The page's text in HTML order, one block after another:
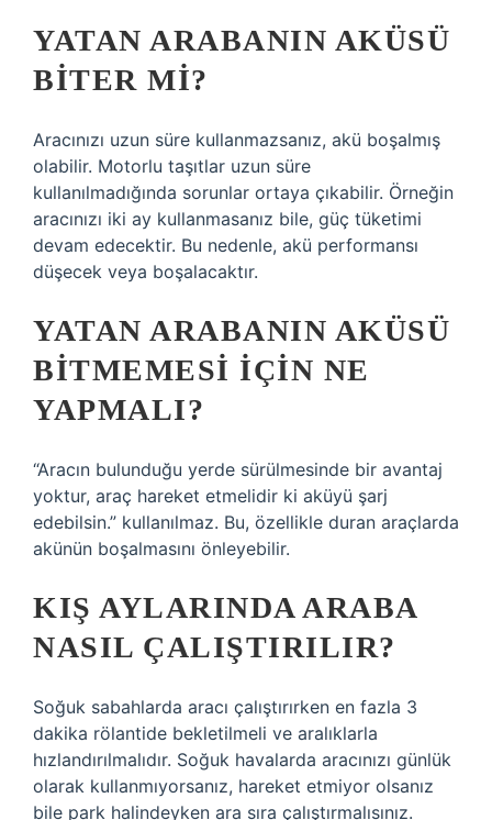
YATAN ARABANIN AKÜSÜ
BITER MI?
Aracınızı uzun süre kullanmazsanız, akü boşalmış
olabilir. Motorlu taşıtlar uzun süre
kullanılmadığında sorunlar ortaya çıkabilir. Örneğin
aracınızı iki ay kullanmasanız bile, güç tüketimi
devam edecektir. Bu nedenle, akü performansı
düşecek veya boşalacaktır.
YATAN ARABANIN AKÜSÜ
BITMEMESI IÇIN NE
YAPMALI?
“Aracın bulunduğu yerde sürülmesinde bir avantaj
yoktur, araç hareket etmelidir ki aküyü şarj
edebilsin.” kullanılmaz. Bu, özellikle duran araçlarda
akünün boşalmasını önleyebilir.
KIŞ AYLARINDA ARABA
NASIL ÇALIŞTIRILIR?
Soğuk sabahlarda aracı çalıştırırken en fazla 3
dakika rölantide bekletilmeli ve aralıklarla
hızlandırılmalıdır. Soğuk havalarda aracınızı günlük
olarak kullanmıyorsanız, hareket etmiyor olsanız
bile park halindeyken ara sıra çalıştırmalısınız.